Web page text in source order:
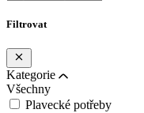
Filtrovat
Kategorie
Všechny
Plavecké potřeby